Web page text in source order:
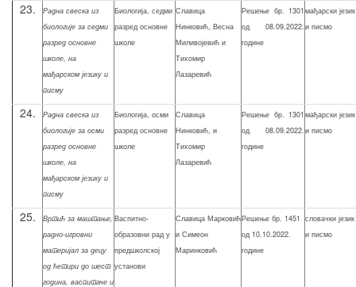
23. Радна свеска из
биологије за седми
разред основне
школе, на
мађарском језику и
писму
Биологија, седми
разред основне
школе
Славица
Нинковић, Весна
Миливојевић и
Тихомир
Лазаревић
Решење бр. 1301
од 08.09.2022.
године
мађарски језик
и писмо
24. Радна свеска из
биологије за осми
разред основне
школе, на
мађарском језику и
писму
Биологија, осми
разред основне
школе
Славица
Нинковић, и
Тихомир
Лазаревић
Решење бр. 1301
од 08.09.2022.
године
мађарски језик
и писмо
25.
Вртић за маштање,
радно-игровни
материјал за децу
од ћетири до шест
година, васпитаче и
Васпитно-
образовни рад у
предшколској
установи
Славица Марковић
и Симеон
Маринковић
Решење бр. 1451
од 10.10.2022.
године
словачки језик
и писмо